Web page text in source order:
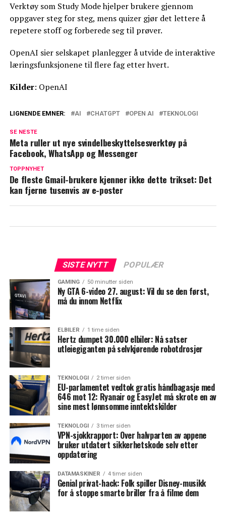
Verktøy som Study Mode hjelper brukere gjennom
oppgaver steg for steg, mens quizer gjør det lettere å
repetere stoff og forberede seg til prøver.
OpenAI sier selskapet planlegger å utvide de interaktive
læringsfunksjonene til flere fag etter hvert.
Kilder: OpenAI
LIGNENDE EMNER: AI CHATGPT OPEN AI TEKNOLOGI
SE NESTE
Meta ruller ut nye svindelbeskyttelsesverktøy på
Facebook, WhatsApp og Messenger
TOPPNYHET
De fleste Gmail-brukere kjenner ikke dette trikset: Det
kan fjerne tusenvis av e-poster
SISTE NYTT POPULÆR
GAMING 50 minutter siden
Ny GTA 6-video 27. august: Vil du se den først,
må du innom Netflix
ELBILER 1 time siden
Hertz dumpet 30.000 elbiler: Nå satser
utleiegiganten på selvkjørende robotdrosjer
TEKNOLOGI 2 timer siden
EU-parlamentet vedtok gratis håndbagasje med
646 mot 12: Ryanair og EasyJet må skrote en av
sine mest lønnsomme inntektskilder
TEKNOLOGI 3 timer siden
VPN-sjokkrapport: Over halvparten av appene
bruker utdatert sikkerhetskode selv etter
oppdatering
DATAMASKINER 4 timer siden
Genial privat-hack: Folk spiller Disney-musikk
for å stoppe smarte briller fra å filme dem